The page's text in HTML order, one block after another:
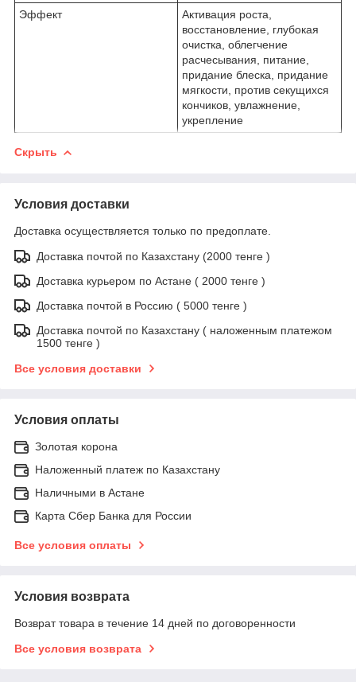
Эффект
Активация роста,
восстановление, глубокая
очистка, облегчение
расчесывания, питание,
придание блеска, придание
мягкости, против секущихся
кончиков, увлажнение,
укрепление
Скрыть
Условия доставки
Доставка осуществляется только по предоплате.
Доставка почтой по Казахстану (2000 тенге )
Доставка курьером по Астане ( 2000 тенге )
Доставка почтой в Россию ( 5000 тенге )
Доставка почтой по Казахстану ( наложенным платежом
1500 тенге )
Все условия доставки
Условия оплаты
Золотая корона
Наложенный платеж по Казахстану
Наличными в Астане
Карта Сбер Банка для России
Все условия оплаты
Условия возврата
Возврат товара в течение 14 дней по договоренности
Все условия возврата